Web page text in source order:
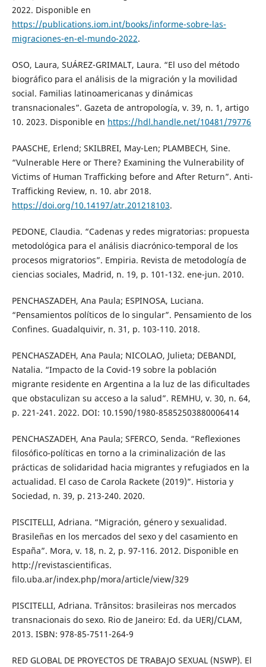
2022. Disponible en
https://publications.iom.int/books/informe-sobre-las-
migraciones-en-el-mundo-2022.
OSO, Laura, SUÁREZ-GRIMALT, Laura. “El uso del método
biográfico para el análisis de la migración y la movilidad
social. Familias latinoamericanas y dinámicas
transnacionales”. Gazeta de antropología, v. 39, n. 1, artigo
10. 2023. Disponible en https://hdl.handle.net/10481/79776
PAASCHE, Erlend; SKILBREI, May-Len; PLAMBECH, Sine.
“Vulnerable Here or There? Examining the Vulnerability of
Victims of Human Trafficking before and After Return”. Anti-
Trafficking Review, n. 10. abr 2018.
https://doi.org/10.14197/atr.201218103.
PEDONE, Claudia. “Cadenas y redes migratorias: propuesta
metodológica para el análisis diacrónico-temporal de los
procesos migratorios”. Empiria. Revista de metodología de
ciencias sociales, Madrid, n. 19, p. 101-132. ene-jun. 2010.
PENCHASZADEH, Ana Paula; ESPINOSA, Luciana.
“Pensamientos políticos de lo singular”. Pensamiento de los
Confines. Guadalquivir, n. 31, p. 103-110. 2018.
PENCHASZADEH, Ana Paula; NICOLAO, Julieta; DEBANDI,
Natalia. “Impacto de la Covid-19 sobre la población
migrante residente en Argentina a la luz de las dificultades
que obstaculizan su acceso a la salud”. REMHU, v. 30, n. 64,
p. 221-241. 2022. DOI: 10.1590/1980-85852503880006414
PENCHASZADEH, Ana Paula; SFERCO, Senda. “Reflexiones
filosófico-políticas en torno a la criminalización de las
prácticas de solidaridad hacia migrantes y refugiados en la
actualidad. El caso de Carola Rackete (2019)”. Historia y
Sociedad, n. 39, p. 213-240. 2020.
PISCITELLI, Adriana. “Migración, género y sexualidad.
Brasileñas en los mercados del sexo y del casamiento en
España”. Mora, v. 18, n. 2, p. 97-116. 2012. Disponible en
http://revistascientificas.
filo.uba.ar/index.php/mora/article/view/329
PISCITELLI, Adriana. Trânsitos: brasileiras nos mercados
transnacionais do sexo. Rio de Janeiro: Ed. da UERJ/CLAM,
2013. ISBN: 978-85-7511-264-9
RED GLOBAL DE PROYECTOS DE TRABAJO SEXUAL (NSWP). El